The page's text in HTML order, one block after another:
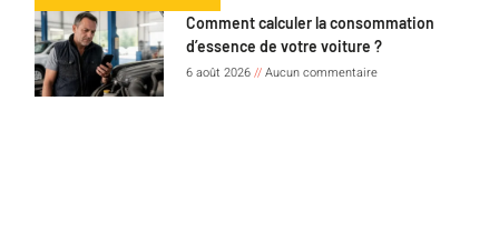
Comment calculer la consommation
d’essence de votre voiture ?
6 août 2026 Aucun commentaire